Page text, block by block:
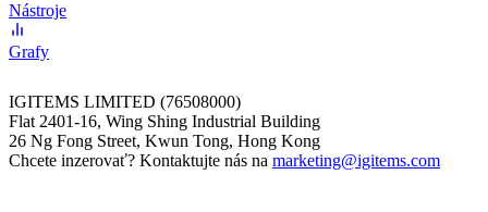
Nástroje
Grafy
IGITEMS LIMITED (76508000)
Flat 2401-16, Wing Shing Industrial Building
26 Ng Fong Street, Kwun Tong, Hong Kong
Chcete inzerovať? Kontaktujte nás na marketing@igitems.com